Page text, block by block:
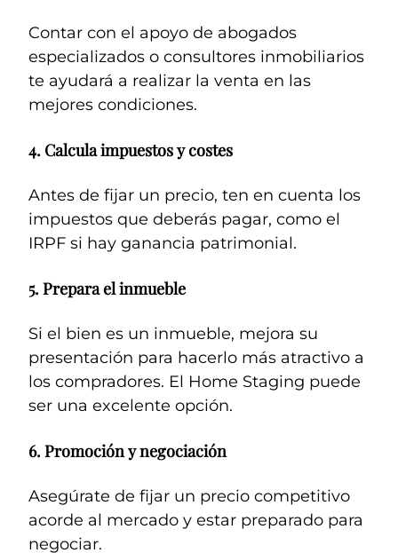
Contar con el apoyo de abogados
especializados o consultores inmobiliarios
te ayudará a realizar la venta en las
mejores condiciones.
4. Calcula impuestos y costes
Antes de fijar un precio, ten en cuenta los
impuestos que deberás pagar, como el
IRPF si hay ganancia patrimonial.
5.Prepara el inmueble
Si el bien es un inmueble, mejora su
presentación para hacerlo más atractivo a
los compradores. El Home Staging puede
ser una excelente opción.
6.Promoción y negociación
Asegúrate de fijar un precio competitivo
acorde al mercado y estar preparado para
negociar.